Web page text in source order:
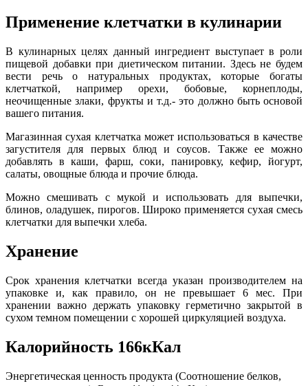
Применение клетчатки в кулинарии
В кулинарных целях данный ингредиент выступает в роли
пищевой добавки при диетическом питании. Здесь не будем
вести речь о натуральных продуктах, которые богаты
клетчаткой, например орехи, бобовые, корнеплоды,
неочищенные злаки, фрукты и т.д.- это должно быть основой
вашего питания.
Магазинная сухая клетчатка может использоваться в качестве
загустителя для первых блюд и соусов. Также ее можно
добавлять в каши, фарш, соки, панировку, кефир, йогурт,
салаты, овощные блюда и прочие блюда.
Можно смешивать с мукой и использовать для выпечки,
блинов, оладушек, пирогов. Широко применяется сухая смесь
клетчатки для выпечки хлеба.
Хранение
Срок хранения клетчатки всегда указан производителем на
упаковке и, как правило, он не превышает 6 мес. При
хранении важно держать упаковку герметично закрытой в
сухом темном помещении с хорошей циркуляцией воздуха.
Калорийность 166кКал
Энергетическая ценность продукта (Соотношение белков,